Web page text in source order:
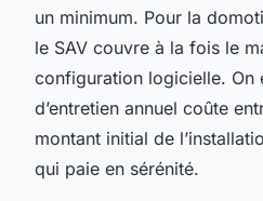
un minimum. Pour la
le SAV couvre à la fois le
configuration logicielle. On
d’entretien annuel coûte
montant initial de
qui paie en sérénité.